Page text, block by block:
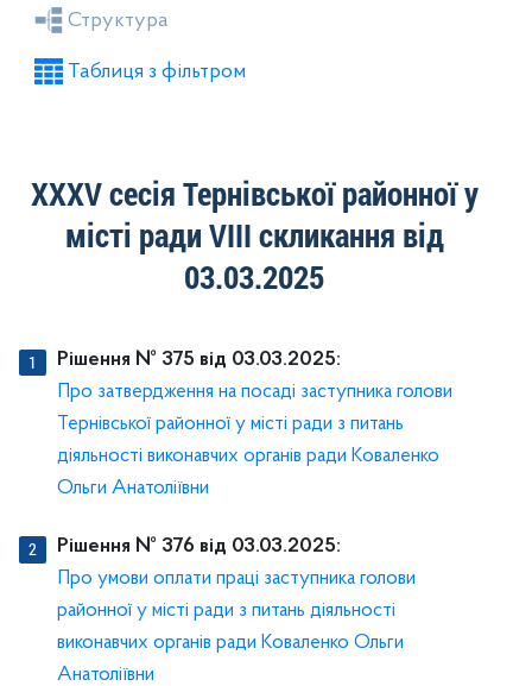
Засідання районної ради
Проекти рішень районної ради
Структура
Таблиця з фільтром
XXXV сесія Тернівської районної у
місті ради VIIІ скликання від
03.03.2025
Рішення № 375 від 03.03.2025:
Про затвердження на посаді заступника голови
Тернівської районної у місті ради з питань
діяльності виконавчих органів ради Коваленко
Ольги Анатоліївни
Рішення № 376 від 03.03.2025:
Про умови оплати праці заступника голови
районної у місті ради з питань діяльності
виконавчих органів ради Коваленко Ольги
Анатоліївни